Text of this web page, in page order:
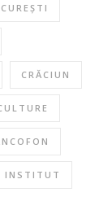
CRĂCIUN
INSTITUT